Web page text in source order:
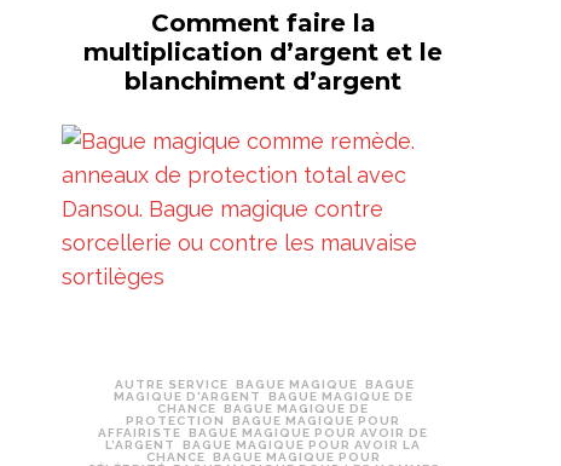
Comment faire la
multiplication d’argent et le
blanchiment d’argent
AUTRE SERVICE BAGUE MAGIQUE
BAGUE
MAGIQUE D'ARGENT
BAGUE MAGIQUE DE
CHANCE
BAGUE MAGIQUE DE
PROTECTION
BAGUE MAGIQUE POUR
AFFAIRISTE
BAGUE MAGIQUE POUR AVOIR DE
L’ARGENT
BAGUE MAGIQUE POUR AVOIR LA
CHANCE
BAGUE MAGIQUE POUR